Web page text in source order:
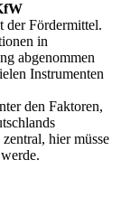
der Fördermittel.
in
abgenommen
Instrumenten
den Faktoren,
hier müsse